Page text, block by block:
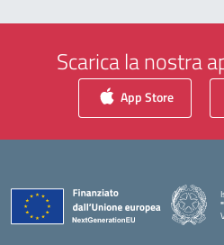
Scarica la nostra
App Store